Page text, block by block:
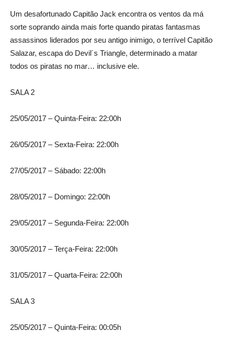
Um desafortunado Capitão Jack encontra os ventos da má
sorte soprando ainda mais forte quando piratas fantasmas
assassinos liderados por seu antigo inimigo, o terrível Capitão
Salazar, escapa do Devil´s Triangle, determinado a matar
todos os piratas no mar… inclusive ele.
SALA 2
25/05/2017 – Quinta-Feira: 22:00h
26/05/2017 – Sexta-Feira: 22:00h
27/05/2017 – Sábado: 22:00h
28/05/2017 – Domingo: 22:00h
29/05/2017 – Segunda-Feira: 22:00h
30/05/2017 – Terça-Feira: 22:00h
31/05/2017 – Quarta-Feira: 22:00h
SALA 3
25/05/2017 – Quinta-Feira: 00:05h